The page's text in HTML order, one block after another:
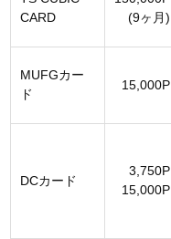
CARD
(9ヶ月)
MUFGカー
ド
15,000P
DCカード
3,750P
15,000P